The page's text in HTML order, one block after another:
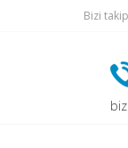
Bizi